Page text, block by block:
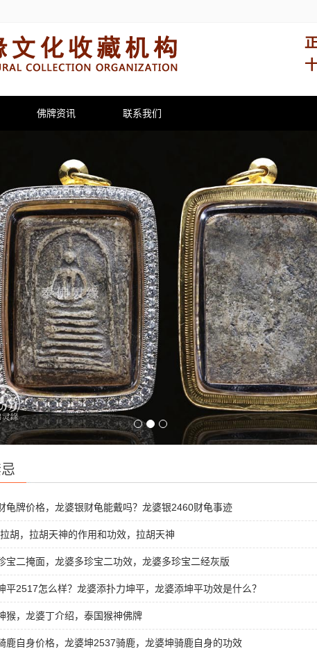
佛牌资讯 联系我们
龟牌价格，龙婆银财龟能戴吗？龙婆银2460财龟事迹
胡，拉胡天神的作用和功效，拉胡天神
宝二掩面，龙婆多珍宝二功效，龙婆多珍宝二经灰版
平2517怎么样？龙婆添扑力坤平，龙婆添坤平功效是什么？
猴，龙婆丁介绍，泰国猴神佛牌
鹿自身价格，龙婆坤2537骑鹿，龙婆坤骑鹿自身的功效